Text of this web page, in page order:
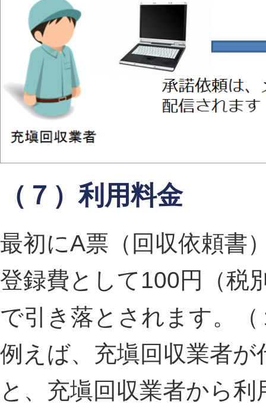
（７）利用料金
最初にA票（回収依頼書
登録費として100円（税
で引き落とされます。
例えば、充塡回収業者
と、充塡回収業者から